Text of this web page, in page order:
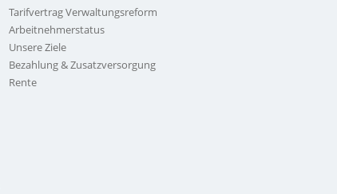
Tarifvertrag Verwaltungsreform
Arbeitnehmerstatus
Unsere Ziele
Bezahlung & Zusatzversorgung
Rente